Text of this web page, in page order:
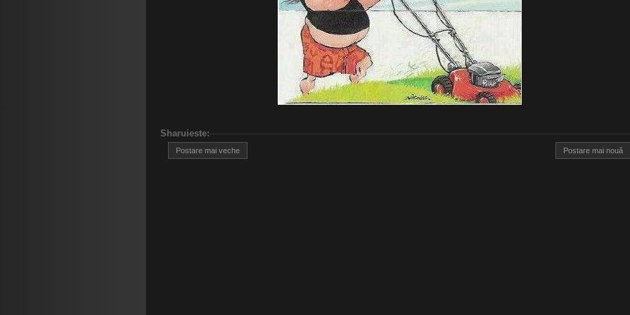
Sharuieste:
Postare mai nouă
Postare mai veche